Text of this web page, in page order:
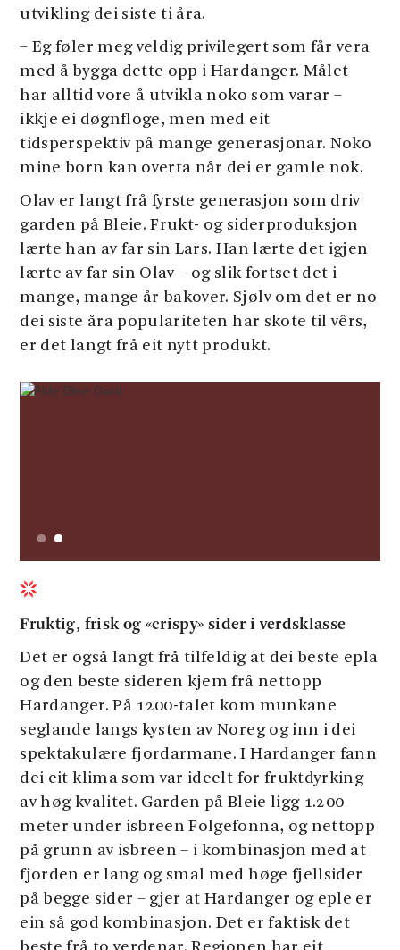
utvikling dei siste ti åra.
– Eg føler meg veldig privilegert som får vera
med å bygga dette opp i Hardanger. Målet
har alltid vore å utvikla noko som varar –
ikkje ei døgnfloge, men med eit
tidsperspektiv på mange generasjonar. Noko
mine born kan overta når dei er gamle nok.
Olav er langt frå fyrste generasjon som driv
garden på Bleie. Frukt- og siderproduksjon
lærte han av far sin Lars. Han lærte det igjen
lærte av far sin Olav – og slik fortset det i
mange, mange år bakover. Sjølv om det er no
dei siste åra populariteten har skote til vêrs,
er det langt frå eit nytt produkt.
Fruktig, frisk og «crispy» sider i verdsklasse
Det er også langt frå tilfeldig at dei beste epla
og den beste sideren kjem frå nettopp
Hardanger. På 1200-talet kom munkane
seglande langs kysten av Noreg og inn i dei
spektakulære fjordarmane. I Hardanger fann
dei eit klima som var ideelt for fruktdyrking
av høg kvalitet. Garden på Bleie ligg 1.200
meter under isbreen Folgefonna, og nettopp
på grunn av isbreen – i kombinasjon med at
fjorden er lang og smal med høge fjellsider
på begge sider – gjer at Hardanger og eple er
ein så god kombinasjon. Det er faktisk det